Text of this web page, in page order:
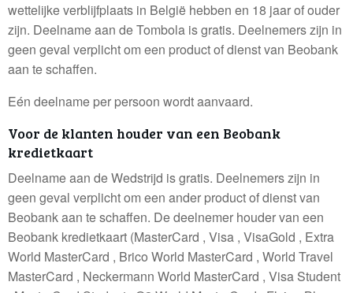
wettelijke verblijfplaats in België hebben en 18 jaar of ouder
zijn. Deelname aan de Tombola is gratis. Deelnemers zijn in
geen geval verplicht om een product of dienst van Beobank
aan te schaffen.
Eén deelname per persoon wordt aanvaard.
Voor de klanten houder van een Beobank
kredietkaart
Deelname aan de Wedstrijd is gratis. Deelnemers zijn in
geen geval verplicht om een ander product of dienst van
Beobank aan te schaffen. De deelnemer houder van een
Beobank kredietkaart (MasterCard , Visa , VisaGold , Extra
World MasterCard , Brico World MasterCard , World Travel
MasterCard , Neckermann World MasterCard , Visa Student